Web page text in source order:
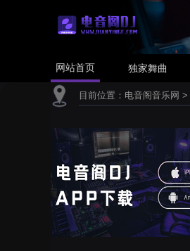
网站首页 独家舞曲
目前位置： 电音阁音乐网 >